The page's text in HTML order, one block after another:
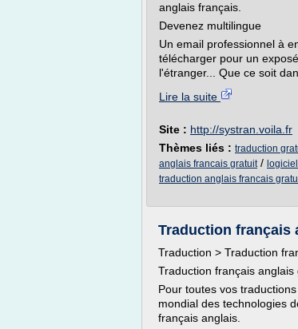
anglais français.
Devenez multilingue
Un email professionnel à
télécharger pour un
l'étranger... Que ce soit
Lire la suite
Site : http://systran.voila.fr
Thèmes liés : traduction
anglais francais gratuit/
traduction anglais francais
Traduction français
Traduction > Traduction
Traduction français
Pour toutes vos
mondial des technologies
français anglais.